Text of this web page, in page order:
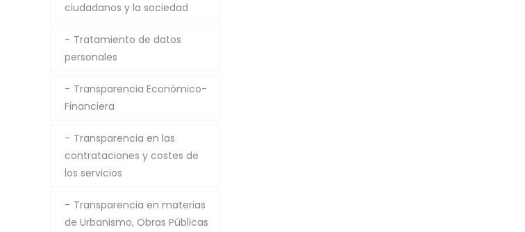
ciudadanos y la sociedad
Tratamiento de datos
personales
Transparencia Económico-
Financiera
Transparencia en las
contrataciones y costes de
los servicios
Transparencia en materias
de Urbanismo, Obras Públicas